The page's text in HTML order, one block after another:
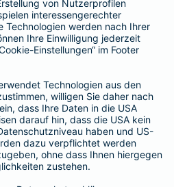
SERVICE
ändern
melden